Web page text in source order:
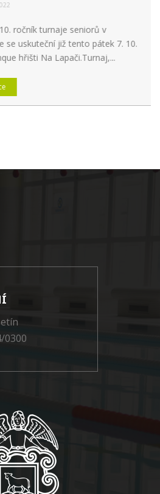
ročník turnaje seniorů v
se uskuteční již tento pátek 7. 10.
hřišti Na Lapači.Turnaj,...
0300